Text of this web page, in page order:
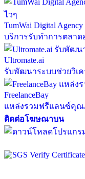
TumWai Digital Agency
บริการรับทำการตลา
Ultromate.ai
รับพัฒนาระบบช่วยวิเ
FreelanceBay
แหล่งรวมฟรีแลนซ์คุ
ติดต่อโฆษณาบน